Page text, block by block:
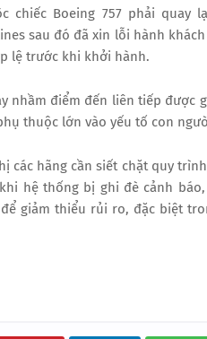
chiếc Boeing 757 phải quay
sau đó đã xin lỗi hành
lệ trước khi khởi hành.
nhầm điểm đến liên tiếp được
thuộc lớn vào yếu tố con
các hãng cần siết chặt quy
hệ thống bị ghi đè cảnh
giảm thiểu rủi ro, đặc biệt